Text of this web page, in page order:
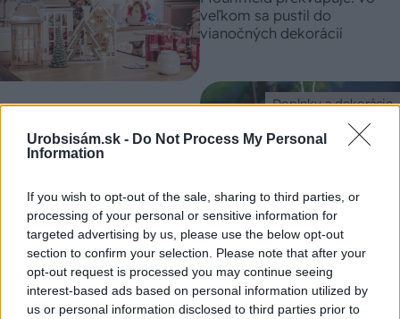
Urobsisám.sk - Do Not Process My Personal
Information
If you wish to opt-out of the sale, sharing to third parties, or
processing of your personal or sensitive information for
targeted advertising by us, please use the below opt-out
section to confirm your selection. Please note that after your
opt-out request is processed you may continue seeing
interest-based ads based on personal information utilized by
us or personal information disclosed to third parties prior to
veľkom sa pustil do
vianočných dekorácií
Doplnky a dekorácie
Ako si vyrobiť lacné a
pekné vianočné ozdoby
Doplnky a dekorácie
Ako sušiť pomaranče na
vianočné ozdoby a
dekorácie? Čo všetko si z
nich môžete vytvoriť?